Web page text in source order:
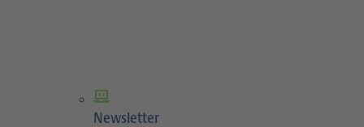
Newsletter